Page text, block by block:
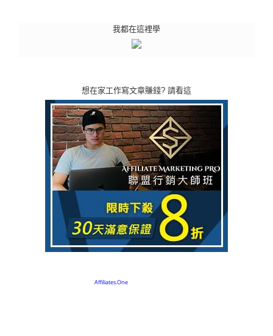
我都在這裡學
想在家工作寫文章賺錢? 請看這